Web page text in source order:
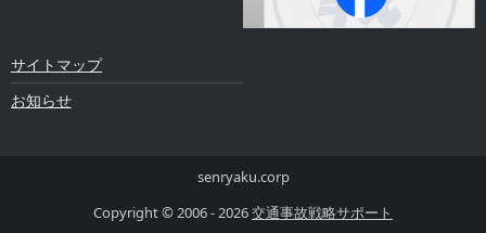
サイトマップ
お知らせ
senryaku.corp
Copyright © 2006 - 2026交通事故戦略サポート